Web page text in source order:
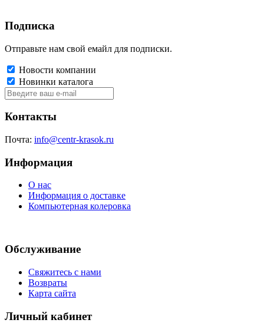
Подписка
Отправьте нам свой емайл для подписки.
Новости компании
Новинки каталога
Контакты
Почта: info@centr-krasok.ru
Информация
О нас
Информация о доставке
Компьютерная колеровка
Обслуживание
Свяжитесь с нами
Возвраты
Карта сайта
Личный кабинет